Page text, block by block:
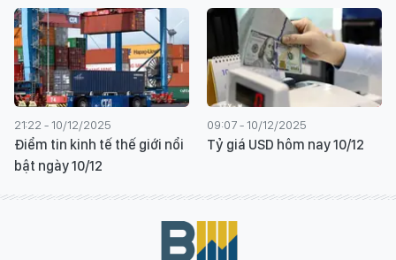
21:22 - 10/12/2025
Điểm tin kinh tế thế giới nổi
bật ngày 10/12
09:07 - 10/12/2025
Tỷ giá USD hôm nay 10/12